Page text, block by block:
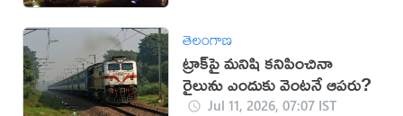
తెలంగాణ
ట్రాక్‌పై మనిషి కనిపించినా
రైలును ఎందుకు వెంటనే ఆపరు?
Jul 11, 2026, 07:07 IST